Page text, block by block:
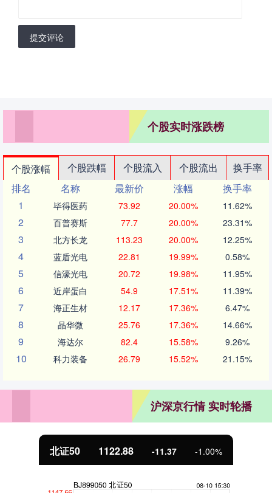
提交评论
个股实时涨跌榜
个股涨幅 个股跌幅 个股流入 个股流出
换手率
排名
名称 最新价 涨幅
换手率
1
毕得医药 73.92 20.00% 11.62%
2 百普赛斯 77.7 20.00% 23.31%
3 北方长龙 113.23 20.00% 12.25%
4 蓝盾光电 22.81 19.99% 0.58%
5 信濠光电 20.72 19.98% 11.95%
6 近岸蛋白 54.9 17.51% 11.39%
7 海正生材 12.17 17.36% 6.47%
8 晶华微 25.76 17.36% 14.66%
9 海达尔 82.4 15.58% 9.26%
10 科力装备 26.79 15.52% 21.15%
沪深京行情 实时轮播
北证50 1122.88 -11.37 -1.00%